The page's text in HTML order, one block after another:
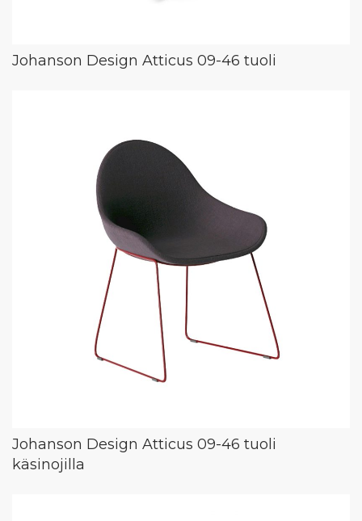
Johanson Design Atticus 09-46 tuoli
Johanson Design Atticus 09-46 tuoli
käsinojilla